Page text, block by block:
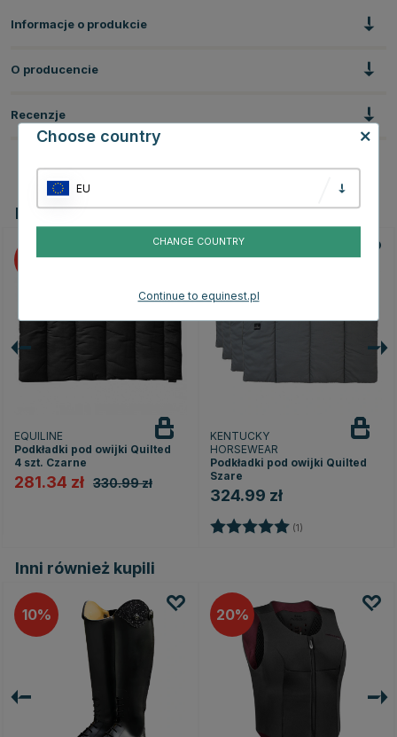
Informacje o produkcie
O producencie
Recenzje
Powiązane produkty
EQUILINE
Podkładki pod owijki Quilted
4 szt. Czarne
281.34 zł 330.99 zł
KENTUCKY
HORSEWEAR
Podkładki pod owijki Quilted
Szare
324.99 zł
Ocena: (1)
Inni również kupili
10 20
Choose country
EU
CHANGE COUNTRY
Continue to equinest.pl